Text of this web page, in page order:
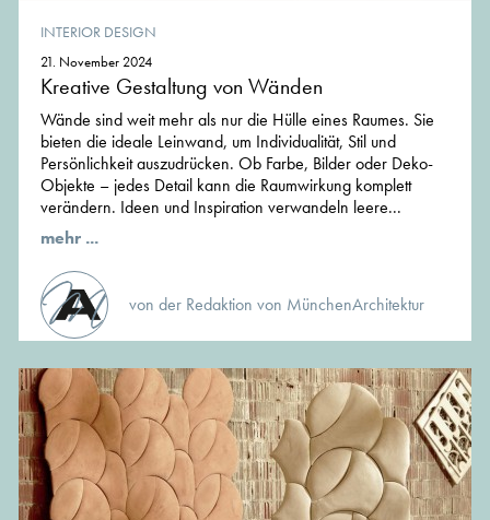
INTERIOR DESIGN
21. November 2024
Kreative Gestaltung von Wänden
Wände sind weit mehr als nur die Hülle eines Raumes. Sie
bieten die ideale Leinwand, um Individualität, Stil und
Persönlichkeit auszudrücken. Ob Farbe, Bilder oder Deko-
Objekte – jedes Detail kann die Raumwirkung komplett
verändern. Ideen und Inspiration verwandeln leere...
mehr ...
von der Redaktion von MünchenArchitektur